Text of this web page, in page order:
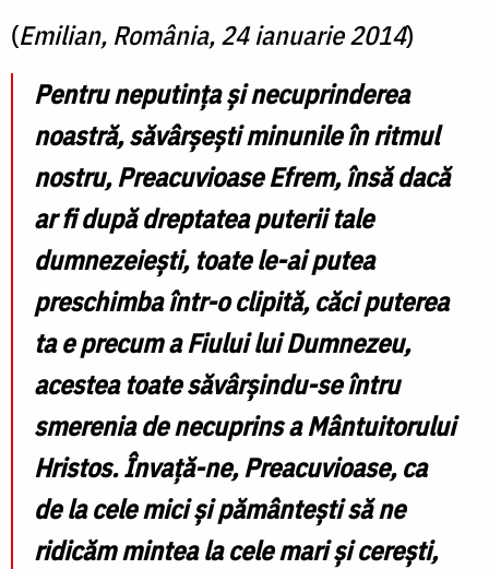
(Emilian, România, 24 ianuarie 2014)
Pentru neputința și necuprinderea
noastră, săvârșești minunile în ritmul
nostru, Preacuvioase Efrem, însă dacă
ar fi după dreptatea puterii tale
dumnezeiești, toate le-ai putea
preschimba într-o clipită, căci puterea
ta e precum a Fiului lui Dumnezeu,
acestea toate săvârșindu-se întru
smerenia de necuprins a Mântuitorului
Hristos. Învață-ne, Preacuvioase, ca
de la cele mici și pământești să ne
ridicăm mintea la cele mari și cerești,